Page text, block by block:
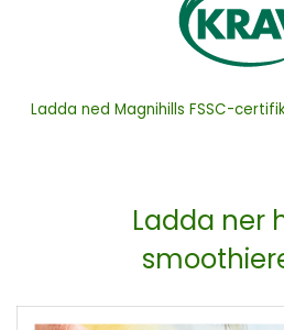
Ladda ned Magnihills FSSC-
Ladda ner